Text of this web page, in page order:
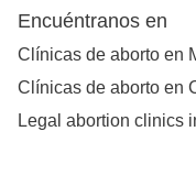
Encuéntranos en
Clínicas de aborto en
Clínicas de aborto en
Legal abortion clinics